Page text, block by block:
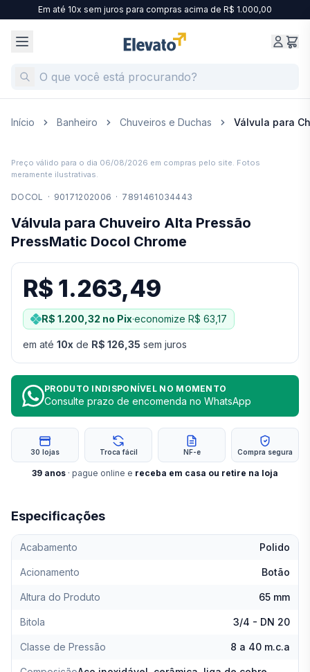
Em até 10x sem juros para compras acima de R$ 1.000,00
Início Banheiro Chuveiros e Duchas Válvula para
Preço válido para o dia 06/08/2026 em compras pelo site. Fotos
meramente ilustrativas.
Especificações
Acabamento Polido
Acionamento Botão
Altura do Produto 65 mm
Bitola 3/4 - DN 20
Classe de Pressão 8 a 40 m.c.a
DOCOL · 90171202006 · 7891461034443
Válvula para Chuveiro Alta Pressão
PressMatic Docol Chrome
R$ 1.263,49
R$ 1.200,32 no Pix·economize R$ 63,17
em até 10x de R$ 126,35 sem juros
PRODUTO INDISPONÍVEL NO MOMENTO
Consulte prazo de encomenda no WhatsApp
30 lojas Troca fácil NF-e Compra segura
39 anos · pague online e receba em casa ou retire na loja